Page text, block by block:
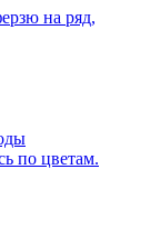
на ряд,
по цветам.